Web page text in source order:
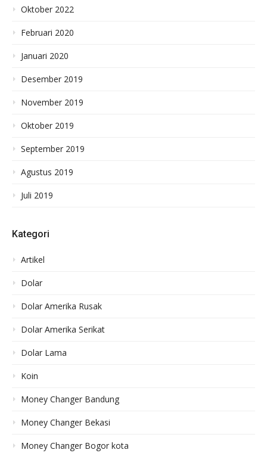
Oktober 2022
Februari 2020
Januari 2020
Desember 2019
November 2019
Oktober 2019
September 2019
Agustus 2019
Juli 2019
Kategori
Artikel
Dolar
Dolar Amerika Rusak
Dolar Amerika Serikat
Dolar Lama
Koin
Money Changer Bandung
Money Changer Bekasi
Money Changer Bogor kota